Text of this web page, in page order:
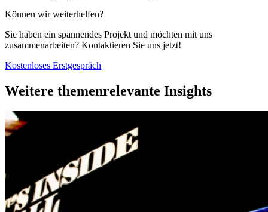
Können wir weiterhelfen?
Sie haben ein spannendes Projekt und möchten mit uns
zusammenarbeiten? Kontaktieren Sie uns jetzt!
Kostenloses Erstgespräch
Weitere themenrelevante Insights